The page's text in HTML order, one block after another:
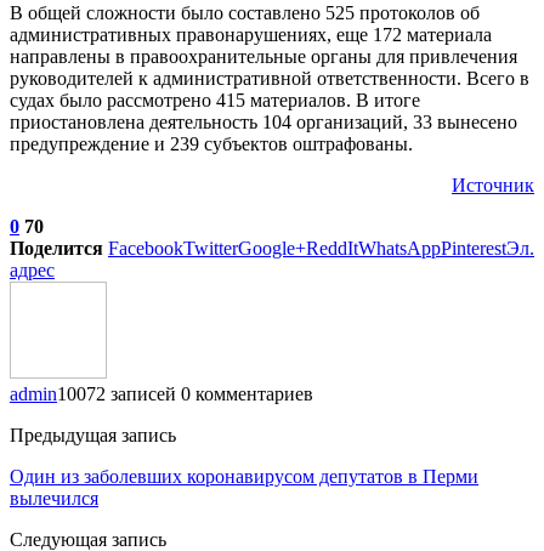
В общей сложности было составлено 525 протоколов об
административных правонарушениях, еще 172 материала
направлены в правоохранительные органы для привлечения
руководителей к административной ответственности. Всего в
судах было рассмотрено 415 материалов. В итоге
приостановлена деятельность 104 организаций, 33 вынесено
предупреждение и 239 субъектов оштрафованы.
Источник
0 70
Поделится FacebookTwitterGoogle+ReddItWhatsAppPinterestЭл.
адрес
admin10072 записей 0 комментариев
Предыдущая запись
Один из заболевших коронавирусом депутатов в Перми
вылечился
Следующая запись